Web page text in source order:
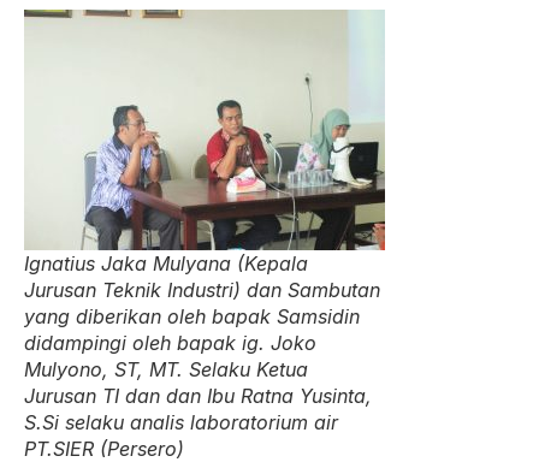
Ignatius Jaka Mulyana (Kepala
Jurusan Teknik Industri) dan Sambutan
yang diberikan oleh bapak Samsidin
didampingi oleh bapak ig. Joko
Mulyono, ST, MT. Selaku Ketua
Jurusan TI dan dan Ibu Ratna Yusinta,
S.Si selaku analis laboratorium air
PT.SIER (Persero)